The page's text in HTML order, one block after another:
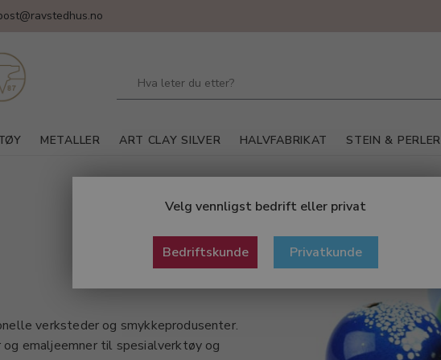
Velg vennligst bedrift eller privat
Bedriftskunde Privatkunde
METALLER ART CLAY SILVER HALVFABRIKAT STEIN & PERLER
verksteder og smykkeprodusenter.
emaljeemner til spesialverktøy og